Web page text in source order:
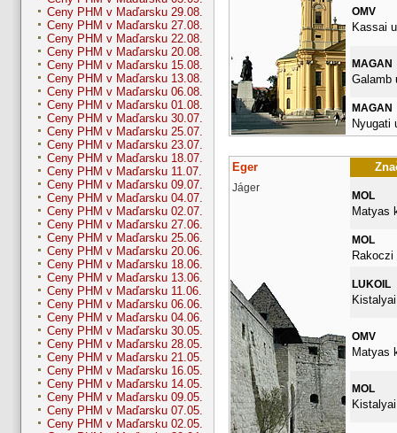
Ceny PHM v Maďarsku 29.08.
Ceny PHM v Maďarsku 27.08.
Ceny PHM v Maďarsku 22.08.
Ceny PHM v Maďarsku 20.08.
Ceny PHM v Maďarsku 15.08.
Ceny PHM v Maďarsku 13.08.
Ceny PHM v Maďarsku 06.08.
Ceny PHM v Maďarsku 01.08.
Ceny PHM v Maďarsku 30.07.
Ceny PHM v Maďarsku 25.07.
Ceny PHM v Maďarsku 23.07.
Ceny PHM v Maďarsku 18.07.
Ceny PHM v Maďarsku 11.07.
Ceny PHM v Maďarsku 09.07.
Ceny PHM v Maďarsku 04.07.
Ceny PHM v Maďarsku 02.07.
Ceny PHM v Maďarsku 27.06.
Ceny PHM v Maďarsku 25.06.
Ceny PHM v Maďarsku 20.06.
Ceny PHM v Maďarsku 18.06.
Ceny PHM v Maďarsku 13.06.
Ceny PHM v Maďarsku 11.06.
Ceny PHM v Maďarsku 06.06.
Ceny PHM v Maďarsku 04.06.
Ceny PHM v Maďarsku 30.05.
Ceny PHM v Maďarsku 28.05.
Ceny PHM v Maďarsku 21.05.
Ceny PHM v Maďarsku 16.05.
Ceny PHM v Maďarsku 14.05.
Ceny PHM v Maďarsku 09.05.
Ceny PHM v Maďarsku 07.05.
Ceny PHM v Maďarsku 02.05.
OMV
Kassai
MAGAN
Galamb
MAGAN
Nyugati
Eger
Jáger
MOL
Matyas
MOL
Rakoczi
LUKOIL
OMV
Matyas
MOL